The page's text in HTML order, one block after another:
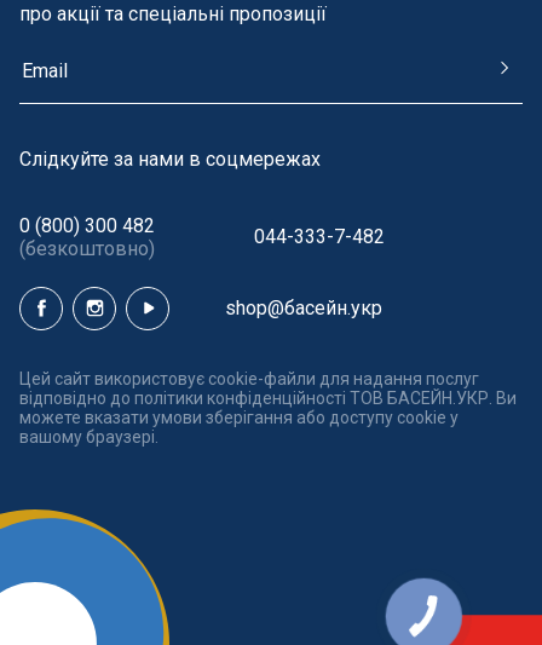
про акції та спеціальні пропозиції
Cлідкуйте за нами в соцмережах
0 (800) 300 482
(безкоштовно)
044-333-7-482
shop@басейн.укр
Цей сайт використовує cookie-файли для надання послуг
відповідно до політики конфіденційності ТОВ БАСЕЙН.УКР. Ви
можете вказати умови зберігання або доступу cookie у
вашому браузері.
КНОПКА
ЗВ'ЯЗКУ